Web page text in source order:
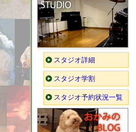
スタジオ詳細
スタジオ学割
スタジオ予約状況一覧